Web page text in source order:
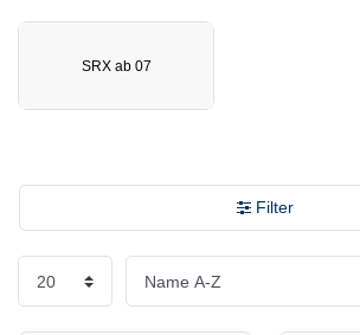
SRX ab 07
Filter